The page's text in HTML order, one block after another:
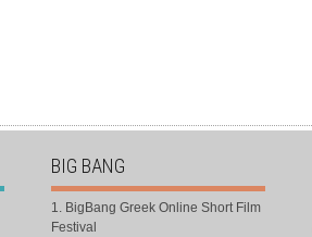
BIG BANG
1. BigBang Greek Online Short Film
Festival